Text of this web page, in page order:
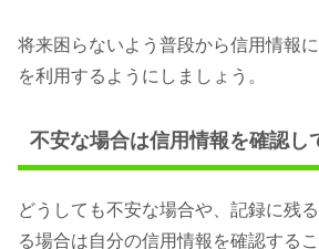
将来困らないよう普段から信用情報
を利用するようにしましょう。
不安な場合は信用情報を確認し
どうしても不安な場合や、記録に残
る場合は自分の信用情報を確認するこ